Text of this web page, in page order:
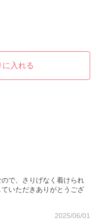
に入れる
で、さりげなく着けられ
いただきありがとうござ
2025/06/01